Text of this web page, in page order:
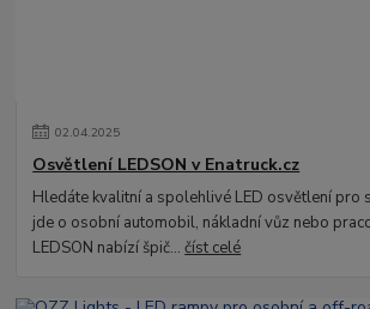
02.04.2025
Osvětlení LEDSON v Enatruck.cz
Hledáte kvalitní a spolehlivé LED osvětlení pro
jde o osobní automobil, nákladní vůz nebo
LEDSON nabízí špič...číst celé